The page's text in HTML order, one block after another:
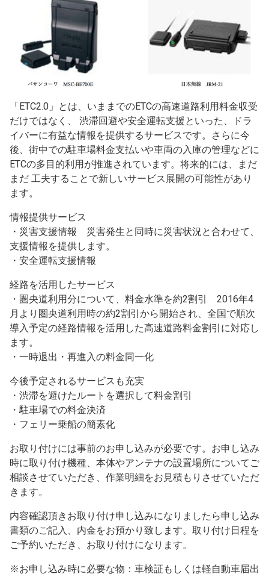
「ETC2.0」とは、いままでのETCの高速道路利用料金収受
だけではなく、 渋滞回避や安全運転支援といった、ドラ
イバーに有益な情報を提供するサービスです。さらに今
後、街中での駐車場料金支払いや車両の入庫の管理などに
ETCの多目的利用が推進されています。将来的には、まだ
まだ 工夫することで新しいサービス展開の可能性があり
ます。
情報提供サービス
・災害支援情報 災害発生と同時に災害状況と合わせて、
支援情報を提供します。
・安全運転支援情報
経路を活用したサービス
・圏央道利用分について、料金水準を約2割引 2016年4
月より圏央道利用時の約2割引から開始され、全国で順次
導入予定の経路情報を活用した高速道路料金割引に対応し
ます。
・一時退出・再進入の料金同一化
今後予定されるサービスも充実
・渋滞を避けたルートを選択して料金割引
・駐車場での料金決済
・フェリー乗船の簡素化
お取り付けには事前のお申し込みが必要です。お申し込み
時に取り付け機種、本体やアンテナの設置場所についてご
相談させていただき、作業明細をお見積もりさせていただ
きます。
内容確認頂きお取り付け申し込みになりましたら申し込み
書類のご記入、内金をお預かり致します。取り付け日程を
ご予約いただき、お取り付けになります。
※お申し込み時に必要な物：車検証もしくは軽自動車届出